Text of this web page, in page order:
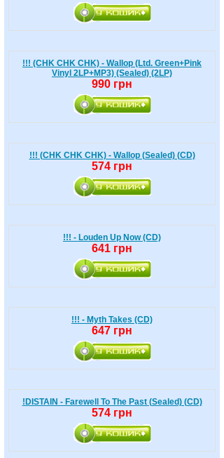
!!! (CHK CHK CHK) - Wallop (Ltd. Green+Pink
Vinyl 2LP+MP3) (Sealed) (2LP)
990 грн
!!! (CHK CHK CHK) - Wallop (Sealed) (CD)
574 грн
!!! - Louden Up Now (CD)
641 грн
!!! - Myth Takes (CD)
647 грн
!DISTAIN - Farewell To The Past (Sealed) (CD)
574 грн